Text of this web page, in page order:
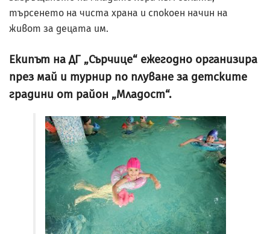
търсенето на чиста храна и спокоен начин на
живот за децата им.
Екипът на ДГ „Сърчице“ ежегодно организира
през май и турнир по плуване за детските
градини от район „Младост“.